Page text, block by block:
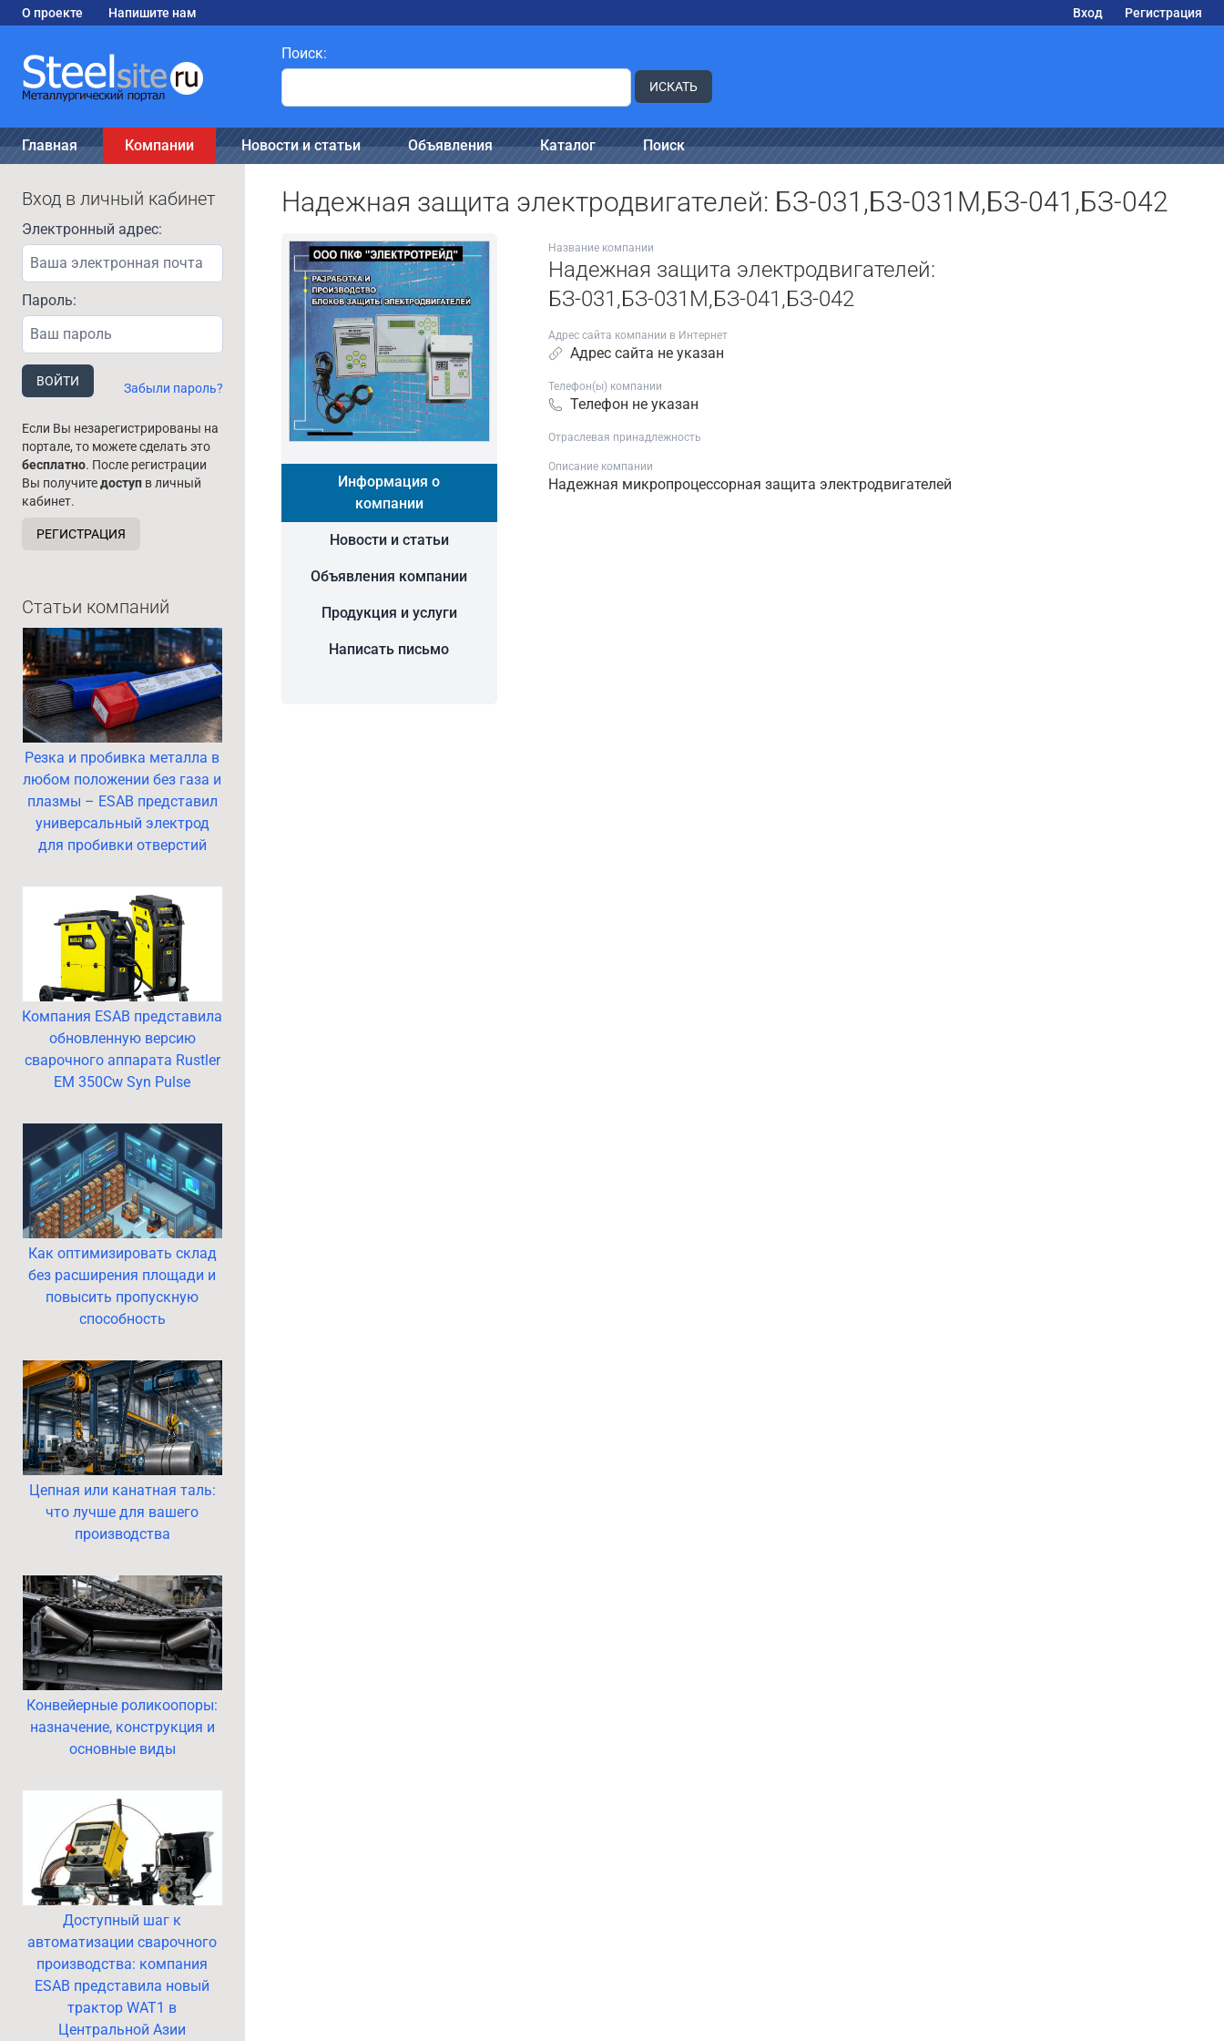
О проекте Напишите нам Вход Регистрация
Поиск:
ИСКАТЬ
Главная Компании Новости и статьи Объявления Каталог Поиск
Вход в личный кабинет
Электронный адрес:
Пароль:
ВОЙТИ Забыли пароль?
Если Вы незарегистрированы на
портале, то можете сделать это
бесплатно. После регистрации
Вы получитедоступ в личный
кабинет.
РЕГИСТРАЦИЯ
Статьи компаний
Резка и пробивка металла в
любом положении без газа и
плазмы – ESAB представил
универсальный электрод
для пробивки отверстий
Компания ESAB представила
обновленную версию
сварочного аппарата Rustler
EM 350Cw Syn Pulse
Как оптимизировать склад
без расширения площади и
повысить пропускную
способность
Цепная или канатная таль:
что лучше для вашего
производства
Конвейерные роликоопоры:
назначение, конструкция и
основные виды
Доступный шаг к
автоматизации сварочного
производства: компания
ESAB представила новый
трактор WAT1 в
Центральной Азии
Надежная защита электродвигателей: БЗ-031,БЗ-031М,БЗ-041,БЗ-042
Информация о
компании
Новости и статьи
Объявления компании
Продукция и услуги
Написать письмо
Название компании
Надежная защита электродвигателей:
БЗ-031,БЗ-031М,БЗ-041,БЗ-042
Адрес сайта компании в Интернет
Адрес сайта не указан
Телефон(ы) компании
Телефон не указан
Отраслевая принадлежность
Описание компании
Надежная микропроцессорная защита электродвигателей